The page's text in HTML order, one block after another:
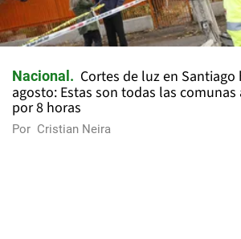
Nacional
Cortes de luz en
agosto: Estas son todas las
por 8 horas
Por Cristian Neira